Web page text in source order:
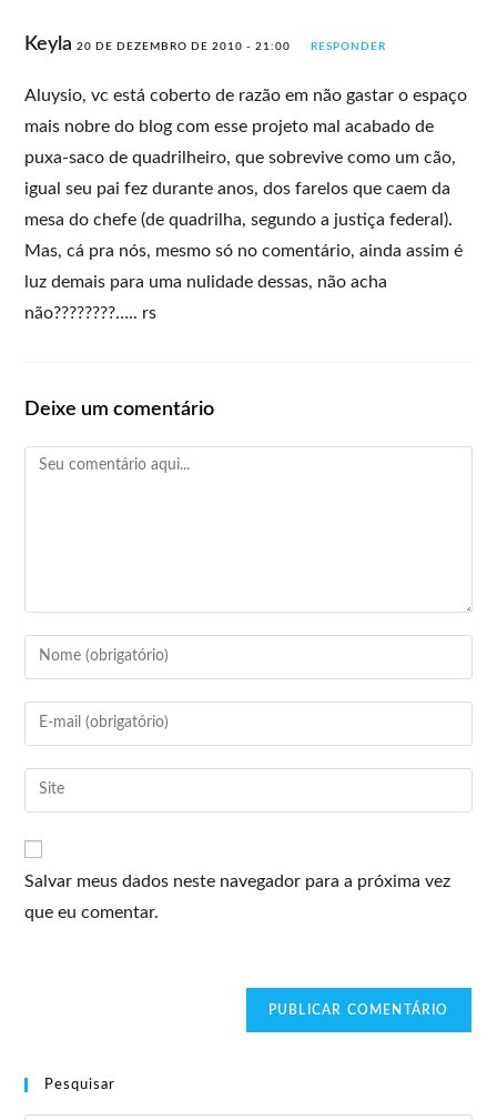
Keyla20 DE DEZEMBRO DE 2010 - 21:00 RESPONDER
Aluysio, vc está coberto de razão em não gastar o espaço
mais nobre do blog com esse projeto mal acabado de
puxa-saco de quadrilheiro, que sobrevive como um cão,
igual seu pai fez durante anos, dos farelos que caem da
mesa do chefe (de quadrilha, segundo a justiça federal).
Mas, cá pra nós, mesmo só no comentário, ainda assim é
luz demais para uma nulidade dessas, não acha
não????????….. rs
Deixe um comentário
Salvar meus dados neste navegador para a próxima vez
que eu comentar.
Pesquisar